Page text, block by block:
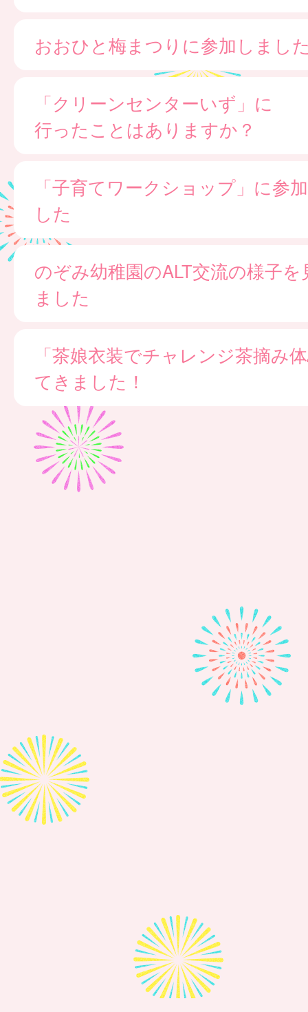
おおひと梅まつりに参加しまし
「クリーンセンターいず」に
行ったことはありますか？
「子育てワークショップ」に参
した
のぞみ幼稚園のALT交流の様子
ました
「茶娘衣装でチャレンジ茶摘み
てきました！